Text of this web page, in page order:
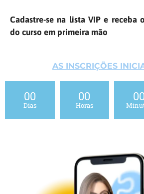
Cadastre-se na lista VIP e receba
do curso em primeira mão
AS INSCRIÇÕES
00
Dias
00
Horas
00